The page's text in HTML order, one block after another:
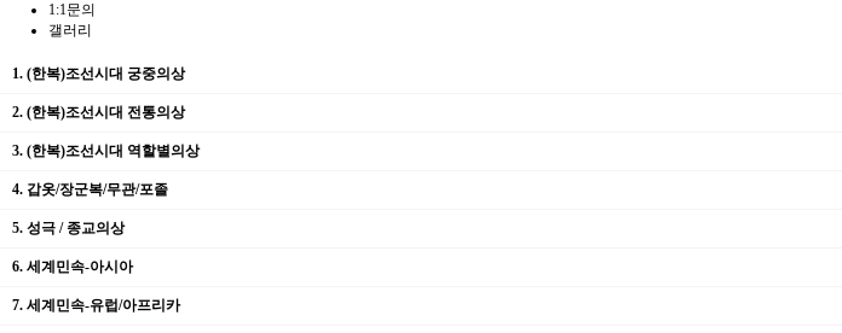
1:1문의
갤러리
1. (한복)조선시대 궁중의상
2. (한복)조선시대 전통의상
3. (한복)조선시대 역할별의상
4. 갑옷/장군복/무관/포졸
5. 성극 / 종교의상
6. 세계민속-아시아
7. 세계민속-유럽/아프리카